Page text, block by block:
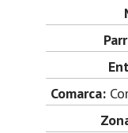
Comarca: